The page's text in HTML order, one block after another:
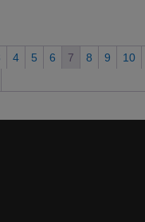
4 5 6 7 8 9 10